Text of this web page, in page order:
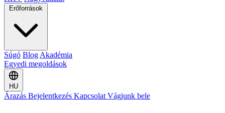
Erőforrások
Súgó Blog Akadémia
Egyedi megoldások
HU
Árazás Bejelentkezés Kapcsolat Vágjunk bele